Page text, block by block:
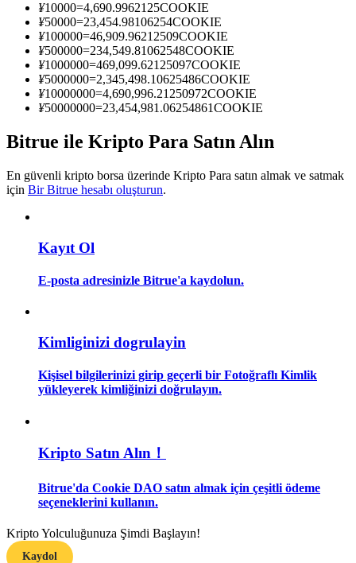
Bilgi
Ticaret bilgileri vb. dahil olmak üzere büyük veri analizi.
Ticaret stratejileri
¥10000=4,690.9962125COOKIE
¥50000=23,454.98106254COOKIE
¥100000=46,909.96212509COOKIE
¥500000=234,549.81062548COOKIE
¥1000000=469,099.62125097COOKIE
¥5000000=2,345,498.10625486COOKIE
¥10000000=4,690,996.21250972COOKIE
¥50000000=23,454,981.06254861COOKIE
Bitrue ile Kripto Para Satın Alın
En güvenli kripto borsa üzerinde Kripto Para satın almak ve satmak
için Bir Bitrue hesabı oluşturun.
Kayıt Ol
E-posta adresinizle Bitrue'a kaydolun.
Kimliginizi dogrulayin
Kişisel bilgilerinizi girip geçerli bir Fotoğraflı Kimlik
yükleyerek kimliğinizi doğrulayın.
Kripto Satın Alın！
Bitrue'da Cookie DAO satın almak için çeşitli ödeme
seçeneklerini kullanın.
Kripto Yolculuğunuza Şimdi Başlayın!
Kaydol